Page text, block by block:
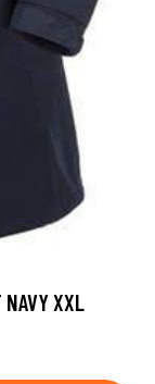
NAVY XXL